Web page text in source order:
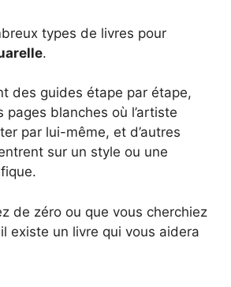
types de livres pour
.
des guides étape par étape,
pages blanches où l’artiste
par lui-même, et d’autres
sur un style ou une
de zéro ou que vous cherchiez
existe un livre qui vous aidera